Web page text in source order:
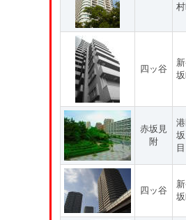
四ッ谷
赤坂見
附
目
四ッ谷